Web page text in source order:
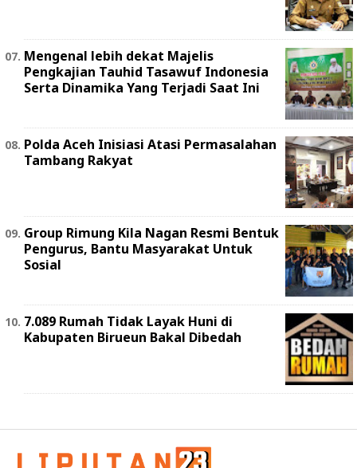
Mengenal lebih dekat Majelis
Pengkajian Tauhid Tasawuf Indonesia
Serta Dinamika Yang Terjadi Saat Ini
Polda Aceh Inisiasi Atasi Permasalahan
Tambang Rakyat
Group Rimung Kila Nagan Resmi Bentuk
Pengurus, Bantu Masyarakat Untuk
Sosial
7.089 Rumah Tidak Layak Huni di
Kabupaten Birueun Bakal Dibedah